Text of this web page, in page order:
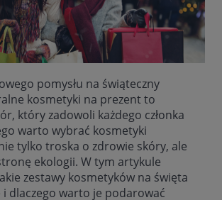
pomysłu na świąteczny
kosmetyki na prezent to
który zadowoli każdego członka
warto wybrać kosmetyki
tylko troska o zdrowie skóry, ale
ekologii. W tym artykule
zestawy kosmetyków na święta
i dlaczego warto je podarować